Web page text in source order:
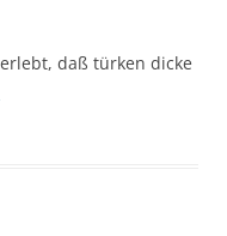
daß türken dicke